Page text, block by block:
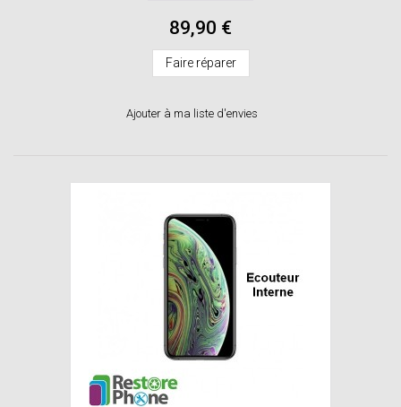
89,90 €
Faire réparer
Ajouter à ma liste d'envies